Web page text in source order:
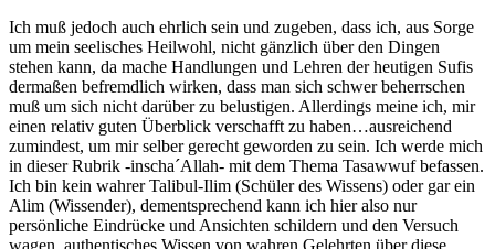
Ich muß jedoch auch ehrlich sein und zugeben, dass ich, aus Sorge
um mein seelisches Heilwohl, nicht gänzlich über den Dingen
stehen kann, da mache Handlungen und Lehren der heutigen Sufis
dermaßen befremdlich wirken, dass man sich schwer beherrschen
muß um sich nicht darüber zu belustigen. Allerdings meine ich, mir
einen relativ guten Überblick verschafft zu haben…ausreichend
zumindest, um mir selber gerecht geworden zu sein. Ich werde mich
in dieser Rubrik -inscha´Allah- mit dem Thema Tasawwuf befassen.
Ich bin kein wahrer Talibul-Ilim (Schüler des Wissens) oder gar ein
Alim (Wissender), dementsprechend kann ich hier also nur
persönliche Eindrücke und Ansichten schildern und den Versuch
wagen, authentisches Wissen von wahren Gelehrten über diese